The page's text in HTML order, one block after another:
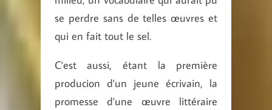
se perdre sans de telles œuvres et
qui en fait tout le sel.
C'est aussi, étant la première
producion d'un jeune écrivain, la
promesse d'une œuvre littéraire